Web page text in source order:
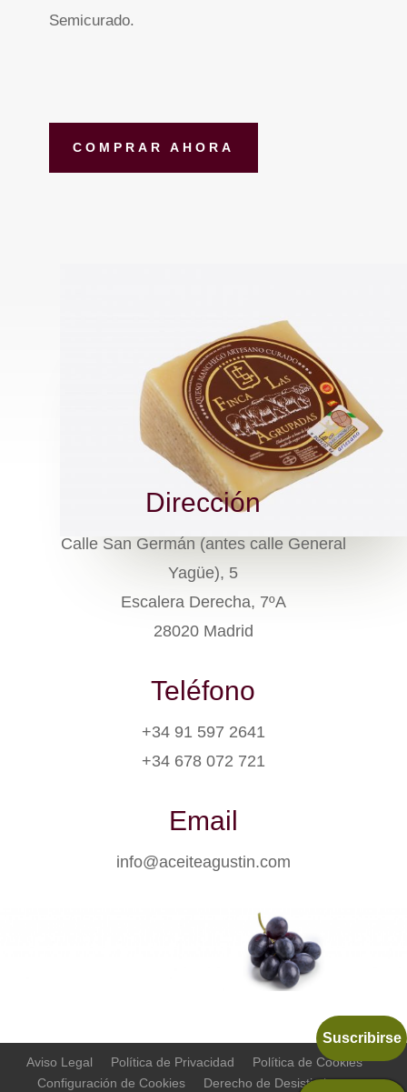
Semicurado.
COMPRAR AHORA
Dirección
Calle San Germán (antes calle General
Yagüe), 5
Escalera Derecha, 7ºA
28020 Madrid
Teléfono
+34 91 597 2641
+34 678 072 721
Email
info@aceiteagustin.com
Suscribirse
Aviso Legal Política de Privacidad
Política de Cookies
Configuración de Cookies
Derecho de Desistimiento